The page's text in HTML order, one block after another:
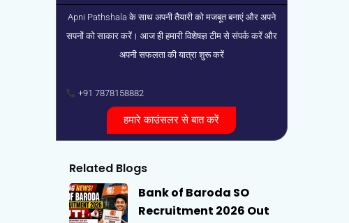
Apni Pathshala के साथ अपनी तैयारी को मजबूत बनाएं और अपने
सपनों को साकार करें। आज ही हमारी विशेषज्ञ टीम से संपर्क करें और
अपनी सफलता की यात्रा शुरू करें
+91 7878158882
हमारे काउंसलर से बात करें
Related Blogs
Bank of Baroda SO
Recruitment 2026 Out